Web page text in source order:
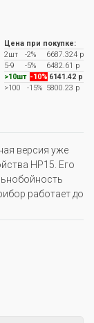
Цена при покупке:
2шт
-2%
6687.324 р
5-9
-5%
6482.61 р
>10шт -10% 6141.42 р
>100
-15% 5800.23 р
версия уже
HP15. Его
работает до